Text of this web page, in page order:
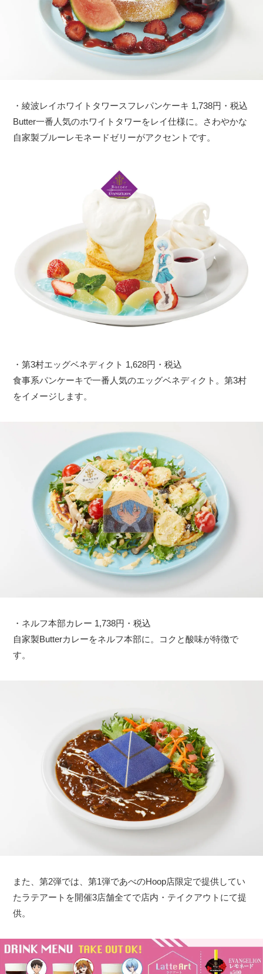
・綾波レイホワイトタワースフレパンケーキ 1,738円・税込
Butter一番人気のホワイトタワーをレイ仕様に。さわやかな
自家製ブルーレモネードゼリーがアクセントです。
・第3村エッグベネディクト 1,628円・税込
食事系パンケーキで一番人気のエッグベネディクト。第3村
をイメージします。
・ネルフ本部カレー 1,738円・税込
自家製Butterカレーをネルフ本部に。コクと酸味が特徴で
す。
また、第2弾では、第1弾であべのHoop店限定で提供してい
たラテアートを開催3店舗全てで店内・テイクアウトにて提
供。